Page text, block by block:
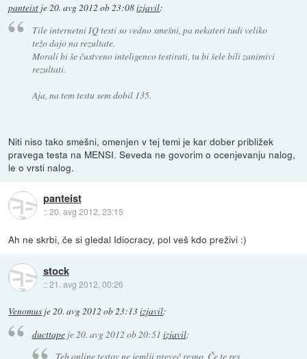
panteist je20. avg 2012 ob 23:08izjavil:
Tile internetni IQ testi so vedno smešni, pa nekateri tudi veliko
težo dajo na rezultate.
Morali bi še čustveno inteligenco testirati, tu bi šele bili zanimivi
rezultati.
Aja, na tem testu sem dobil 135.
Niti niso tako smešni, omenjen v tej temi je kar dober približek
pravega testa na MENSI. Seveda ne govorim o ocenjevanju nalog,
le o vrsti nalog.
panteist
::20. avg 2012, 23:15
Ah ne skrbi, če si gledal Idiocracy, pol veš kdo preživi :)
stock
::21. avg 2012, 00:26
Venomus je20. avg 2012 ob 23:13izjavil:
ducttapeje 20. avg 2012 ob 20:51 izjavil:
Teh online testov ne jemlji preveč resno. Če te res